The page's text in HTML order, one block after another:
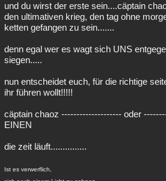
und du wirst der erste sein....cäptain
den ultimativen krieg, den tag ohne
ketten gefangen zu sein.......
denn egal wer es wagt sich UNS
siegen.....
nun entscheidet euch, für die richtige
ihr führen wollt!!!!!
cäptain chaoz -------------------- oder
EINEN
die zeit läuft...............
Ist es verwerflich,